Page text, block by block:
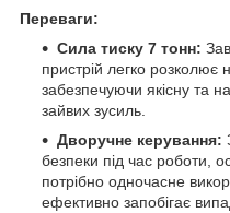
Переваги:
Сила тиску 7 тонн:
пристрій легко розколює
забезпечуючи якісну та
зайвих зусиль.
Дворучне керування:
безпеки під час роботи,
потрібно одночасне
ефективно запобігає